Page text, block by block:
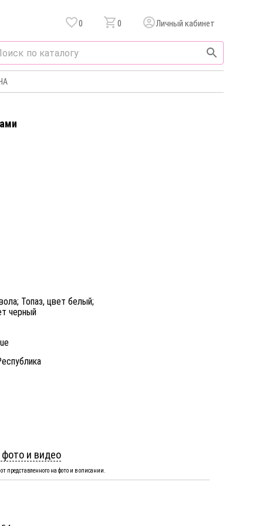
0 0 Личный кабинет
Топаз, цвет белый;
черный
и видео
представленного на фото и в описании.